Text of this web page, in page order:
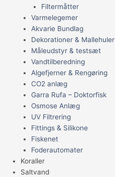
Filtermåtter
Varmelegemer
Akvarie Bundlag
Dekorationer & Mallehuler
Måleudstyr & testsæt
Vandtilberedning
Algefjerner & Rengøring
CO2 anlæg
Garra Rufa – Doktorfisk
Osmose Anlæg
UV Filtrering
Fittings & Silikone
Fiskenet
Foderautomater
Koraller
Saltvand